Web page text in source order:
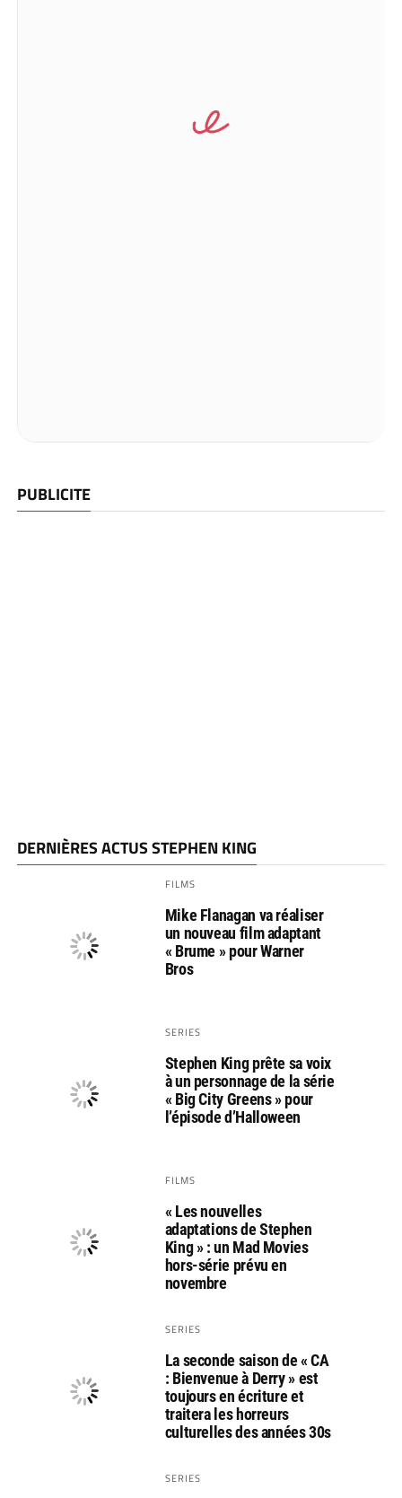
PUBLICITE
DERNIÈRES ACTUS STEPHEN KING
FILMS
Mike Flanagan va réaliser
un nouveau film adaptant
« Brume » pour Warner
Bros
SERIES
Stephen King prête sa voix
à un personnage de la série
« Big City Greens » pour
l’épisode d’Halloween
FILMS
« Les nouvelles
adaptations de Stephen
King » : un Mad Movies
hors-série prévu en
novembre
SERIES
La seconde saison de « CA
: Bienvenue à Derry » est
toujours en écriture et
traitera les horreurs
culturelles des années 30s
SERIES